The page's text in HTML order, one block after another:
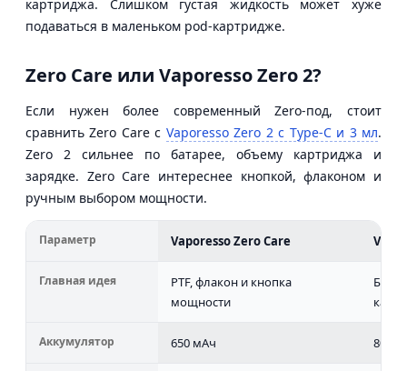
картриджа. Слишком густая жидкость может хуже
подаваться в маленьком pod-картридже.
Zero Care или Vaporesso Zero 2?
Если нужен более современный Zero-под, стоит
сравнить Zero Care с Vaporesso Zero 2 с Type-C и 3 мл.
Zero 2 сильнее по батарее, объему картриджа и
зарядке. Zero Care интереснее кнопкой, флаконом и
ручным выбором мощности.
Параметр Vaporesso Zero Care
Главная идея
PTF, флакон и кнопка
мощности
Аккумулятор 650 мАч 800